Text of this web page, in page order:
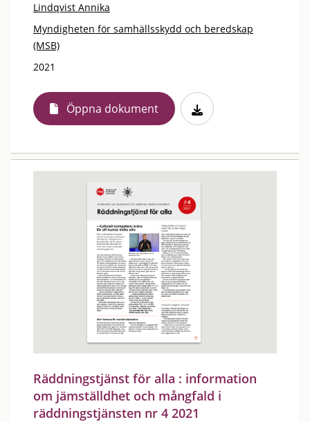
Lindqvist Annika
Myndigheten för samhällsskydd och beredskap
(MSB)
2021
Öppna dokument
Räddningstjänst för alla : information
om jämställdhet och mångfald i
räddningstjänsten nr 4 2021